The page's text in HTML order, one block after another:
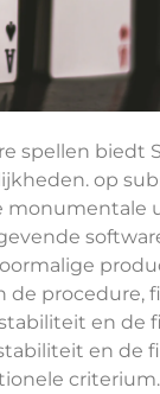
spellen biedt
op
monumentale
de procedure,
en de
en de